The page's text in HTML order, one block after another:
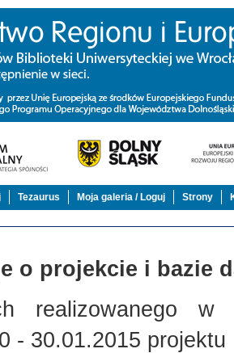
Tezaurus Moja galeria / Loguj Strony
o projekcie i bazie
realizowanego w
- 30.01.2015 projektu